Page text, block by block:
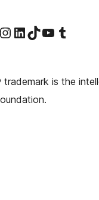
আমাদের ইন্সটাগ্রাম অ্যাকাউন্ট দেখুনআমাদের লিঙ্কডইন অ্যাকাউন্টে যানআমাদের TikTok অ্যাকাউন্টটি দেখুনআমাদের ইউটিউব চ্যানেলে যান আমাদের টাম্বলার অ্যাকাউন্ট দেখুন
trademark is the